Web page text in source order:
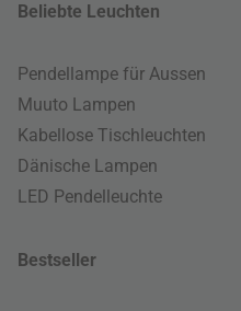
Beliebte Leuchten
Pendellampe für Aussen
Muuto Lampen
Kabellose Tischleuchten
Dänische Lampen
LED Pendelleuchte
Bestseller